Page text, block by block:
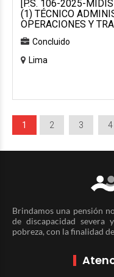
[P.S. 106-2025-
(1) TÉCNICO
OPERACIONES Y
Concluido
Lima
1 2 3 4
Brindamos una pensión
de discapacidad severa
pobreza, con la finalidad